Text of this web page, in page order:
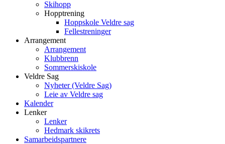
Skihopp
Hopptrening
Hoppskole Veldre sag
Fellestreninger
Arrangement
Arrangement
Klubbrenn
Sommerskiskole
Veldre Sag
Nyheter (Veldre Sag)
Leie av Veldre sag
Kalender
Lenker
Lenker
Hedmark skikrets
Samarbeidspartnere